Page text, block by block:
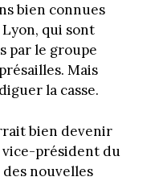
bien connues
qui sont
par le groupe
Mais
la casse.
bien devenir
vice-président du
nouvelles